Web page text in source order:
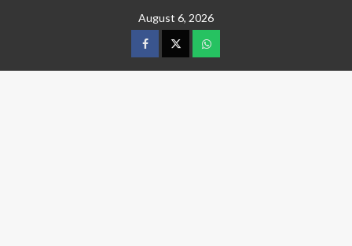
August 6, 2026
facebooktwitterwtsp